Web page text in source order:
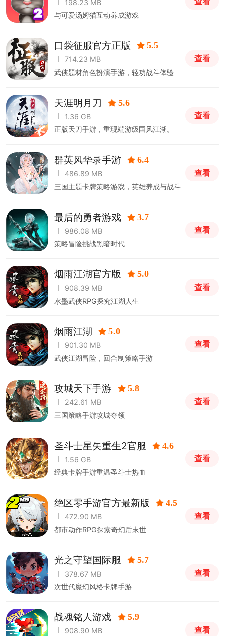
198.23 MB
与可爱汤姆猫互动养成游戏
口袋征服官方正版 5.5
714.23 MB
武侠题材角色扮演手游，轻功战斗体验
查看
天涯明月刀 5.6
1.36 GB
正版天刀手游，重现端游级国风江湖。
查看
群英风华录手游 6.4
486.89 MB
三国主题卡牌策略游戏，英雄养成与战斗
查看
最后的勇者游戏 3.7
986.08 MB
策略冒险挑战黑暗时代
查看
烟雨江湖官方版 5.0
908.39 MB
水墨武侠RPG探究江湖人生
查看
烟雨江湖 5.0
901.30 MB
武侠江湖冒险，回合制策略手游
查看
攻城天下手游 5.8
242.61 MB
三国策略手游攻城夺领
查看
圣斗士星矢重生2官服 4.6
1.56 GB
经典卡牌手游重温圣斗士热血
查看
绝区零手游官方最新版 4.5
472.90 MB
都市动作RPG探索奇幻后末世
查看
光之守望国际服 5.7
378.67 MB
次世代魔幻风格卡牌手游
查看
战魂铭人游戏 5.9
908.90 MB
查看